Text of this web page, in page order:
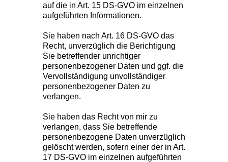
auf die in Art. 15 DS-GVO im einzelnen
aufgeführten Informationen.
Sie haben nach Art. 16 DS-GVO das
Recht, unverzüglich die Berichtigung
Sie betreffender unrichtiger
personenbezogener Daten und ggf. die
Vervollständigung unvollständiger
personenbezogener Daten zu
verlangen.
Sie haben das Recht von mir zu
verlangen, dass Sie betreffende
personenbezogene Daten unverzüglich
gelöscht werden, sofern einer der in Art.
17 DS-GVO im einzelnen aufgeführten